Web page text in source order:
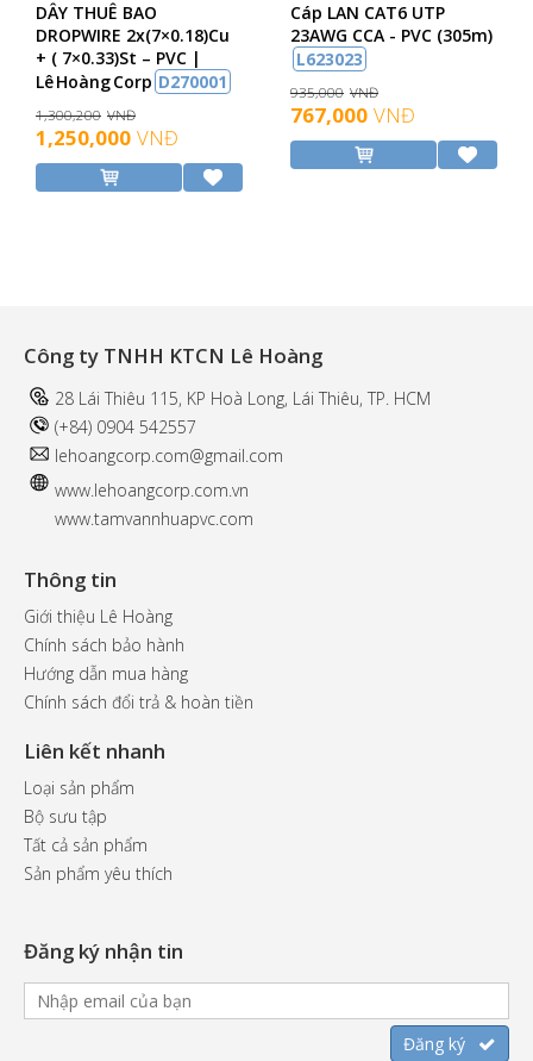
DÂY THUÊ BAO
DROPWIRE 2x(7×0.18)Cu
+ ( 7×0.33)St – PVC |
Lê Hoàng Corp D270001
1,300,200 VNĐ
1,250,000 VNĐ
Cáp LAN CAT6 UTP
23AWG CCA - PVC (305m)
L623023
935,000 VNĐ
767,000 VNĐ
Công ty TNHH KTCN Lê Hoàng
28 Lái Thiêu 115, KP Hoà Long, Lái Thiêu, TP. HCM
(+84) 0904 542557
lehoangcorp.com@gmail.com
www.lehoangcorp.com.vn
www.tamvannhuapvc.com
Thông tin
Giới thiệu Lê Hoàng
Chính sách bảo hành
Hướng dẫn mua hàng
Chính sách đổi trả & hoàn tiền
Liên kết nhanh
Loại sản phẩm
Bộ sưu tập
Tất cả sản phẩm
Sản phẩm yêu thích
Đăng ký nhận tin